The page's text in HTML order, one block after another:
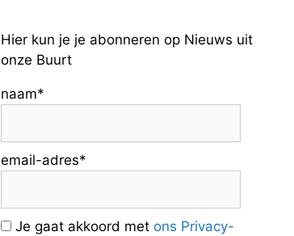
Hier kun je je abonneren op Nieuws uit
onze Buurt
naam*
email-adres*
Je gaat akkoord met ons Privacy-